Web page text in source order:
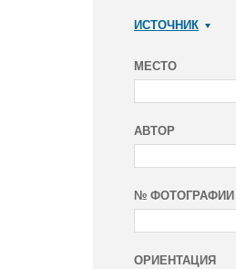
ИСТОЧНИК
МЕСТО
АВТОР
№ ФОТОГРАФИИ
ОРИЕНТАЦИЯ